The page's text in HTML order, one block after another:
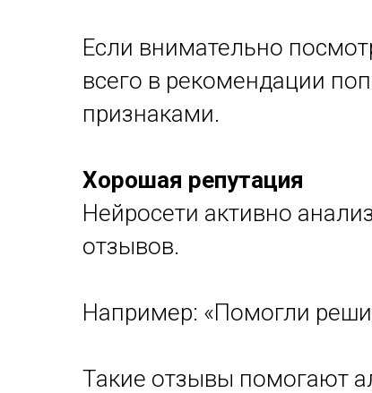
Если внимательно
всего в рекомендации
признаками.
Хорошая репутация
Нейросети активно
отзывов.
Например: «Помогли
Такие отзывы помогают